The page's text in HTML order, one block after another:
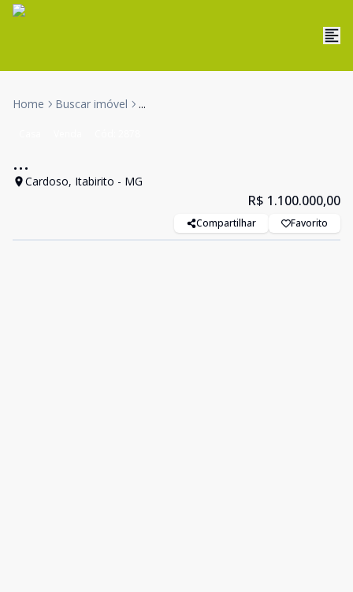
Home Buscar imóvel ...
...
Cardoso, Itabirito - MG
R$ 1.100.000,00
Compartilhar Favorito